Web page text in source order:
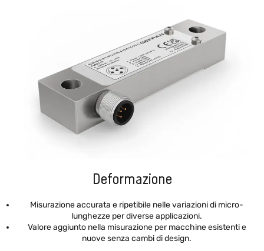
Deformazione
Misurazione accurata e ripetibile nelle variazioni di micro-
lunghezze per diverse applicazioni.
Valore aggiunto nella misurazione per macchine esistenti e
nuove senza cambi di design.